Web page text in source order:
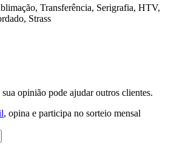
Transferência, Serigrafia, HTV,
Strass
opinião pode ajudar outros clientes.
, opina e participa no sorteio mensal